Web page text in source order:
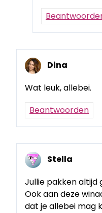
Dina
Wat leuk, allebei.
Beantwoorden
Stella
Jullie pakken altijd
Ook aan deze
dat je allebei mag